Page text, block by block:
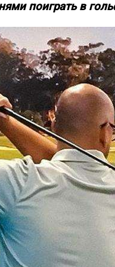
поиграть в